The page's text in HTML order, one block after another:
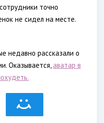
точно
не сидел на месте.
недавно рассказали о
Оказывается,аватар в